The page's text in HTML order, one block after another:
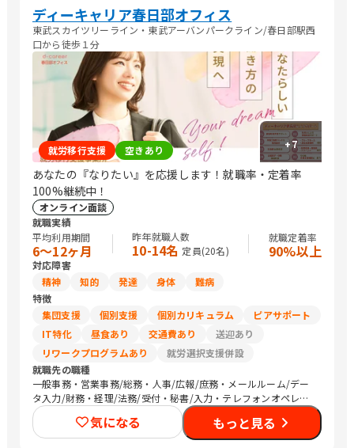
ディーキャリア春日部オフィス
東武スカイツリーライン・東武アーバンパークライン/春日部駅西
口から徒歩１分
+7
就労移行支援 空きあり
あなたの『なりたい』を応援します！就職率・定着率
100%継続中！
オンライン面談
就職実績
平均利用期間
6〜12ヶ月
昨年就職人数
10-14名 定員(20名)
就職定着率
90%以上
対応障害
精神
知的 発達 身体
難病
特徴
集団支援
個別支援 個別カリキュラム
ピアサポート
IT特化
昼食あり 交通費あり
送迎あり
リワークプログラムあり
就労選択支援併設
就職先の職種
一般事務・営業事務/総務・人事/広報/庶務・メールルーム/デー
タ入力/財務・経理/法務/受付・秘書/入力・テレフォンオペレー
ター/コールセンター/その他事務/梱包作業/検品/組立・組付け/
その他軽作業/営業（個人向け）/営業（企業向け）/その他営業/
販売スタッフ・接客/バックヤード・商品管理/その他販売/編集
気になる もっと見る